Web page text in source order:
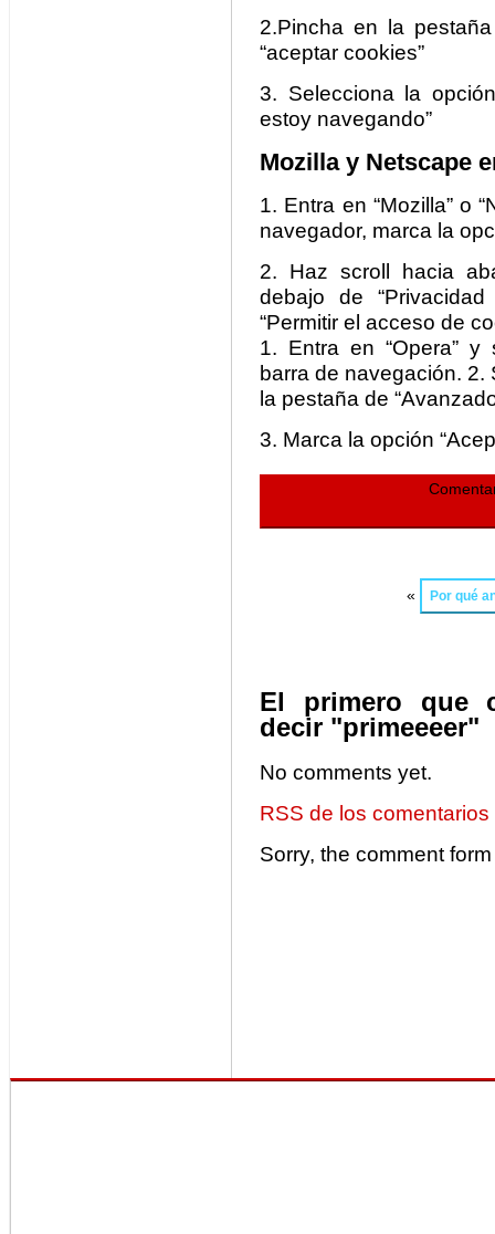
2.Pincha en la
“aceptar cookies”
3. Selecciona la
estoy navegando”
Mozilla y Netscape
1. Entra en “Mozilla” o
navegador, marca la
2. Haz scroll hacia
debajo de
“Permitir el acceso de
1. Entra en “Opera” y
barra de navegación. 2.
la pestaña de
3. Marca la opción
« Por qué
El primero que
decir "primeeeer"
No comments yet.
RSS de los comentarios
Sorry, the comment